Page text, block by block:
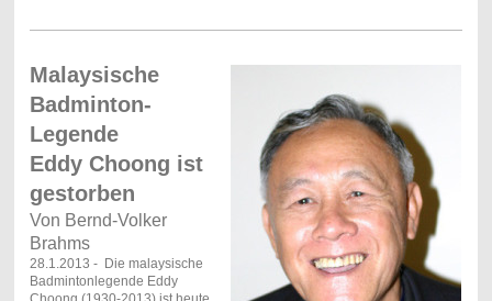
Malaysische
Badminton-
Legende
Eddy Choong ist
gestorben
Von Bernd-Volker
Brahms
28.1.2013 - Die malaysische
Badmintonlegende Eddy